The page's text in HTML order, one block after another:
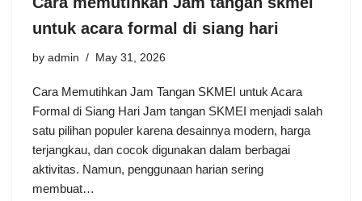
untuk acara formal di siang hari
by admin May 31, 2026
Cara Memutihkan Jam Tangan SKMEI untuk Acara
Formal di Siang Hari Jam tangan SKMEI menjadi salah
satu pilihan populer karena desainnya modern, harga
terjangkau, dan cocok digunakan dalam berbagai
aktivitas. Namun, penggunaan harian sering
membuat…